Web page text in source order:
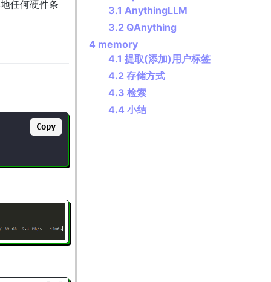
任何硬件条
Copy
3.1 AnythingLLM
3.2 QAnything
4 memory
4.1 提取(添加)用户标签
4.2 存储方式
4.3 检索
4.4 小结